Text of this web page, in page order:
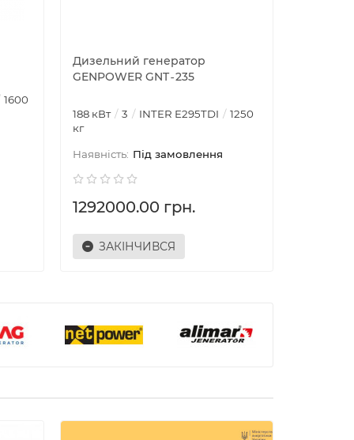
1600
Дизельний генератор
GENPOWER GNT‑235
188 кВт 3 INTER E295TDI
1250
кг
Під замовлення
1292000.00 грн.
ЗАКІНЧИВСЯ